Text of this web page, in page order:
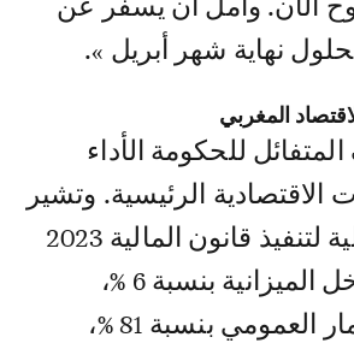
الآن. وآمل أن يسفر عن
نهاية شهر أبريل ».
المغربي
للحكومة الأداء
الاقتصادية الرئيسية. وتشير
المعطيات الأولية لتنفيذ قانون المالية 2023
إلى ارتفاع مداخل الميزانية بنسبة 6 %،
وتحقيق الاستثمار العمومي بنسبة 81 %،